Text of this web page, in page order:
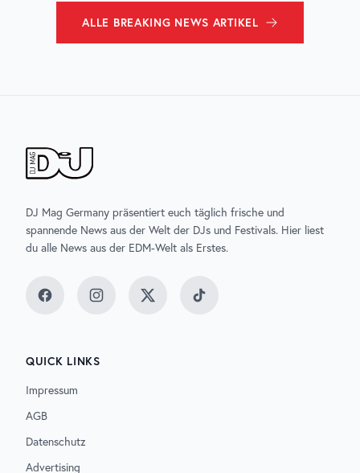
ALLE BREAKING NEWS ARTIKEL
DJ Mag Germany präsentiert euch täglich frische und
spannende News aus der Welt der DJs und Festivals. Hier liest
du alle News aus der EDM-Welt als Erstes.
FacebookInstagramTwitter TikTok
QUICK LINKS
Impressum
AGB
Datenschutz
Advertising